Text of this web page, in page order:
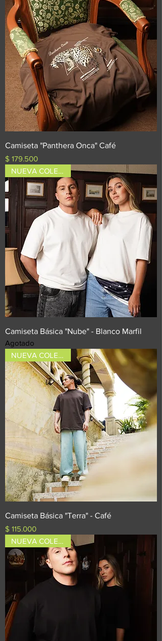
Camiseta "Panthera Onca" Café
Precio
$ 179.500
NUEVA COLECCIÓN
Camiseta Básica "Nube" - Blanco Marfil
Agotado
NUEVA COLECCIÓN
Camiseta Básica "Terra" - Café
Precio
$ 115.000
NUEVA COLECCIÓN